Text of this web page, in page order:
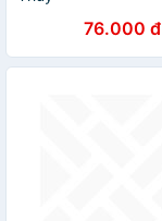
76.000 đ